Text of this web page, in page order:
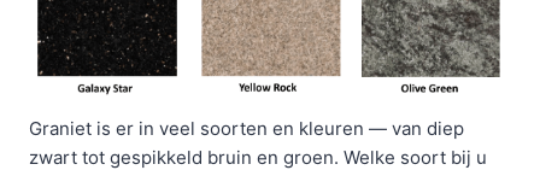
Graniet is er in veel soorten en kleuren — van diep
zwart tot gespikkeld bruin en groen. Welke soort bij u